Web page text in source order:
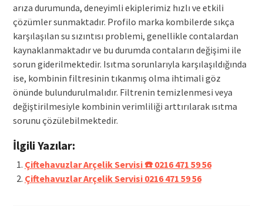
arıza durumunda, deneyimli ekiplerimiz hızlı ve etkili
çözümler sunmaktadır. Profilo marka kombilerde sıkça
karşılaşılan su sızıntısı problemi, genellikle contalardan
kaynaklanmaktadır ve bu durumda contaların değişimi ile
sorun giderilmektedir. Isıtma sorunlarıyla karşılaşıldığında
ise, kombinin filtresinin tıkanmış olma ihtimali göz
önünde bulundurulmalıdır. Filtrenin temizlenmesi veya
değiştirilmesiyle kombinin verimliliği arttırılarak ısıtma
sorunu çözülebilmektedir.
İlgili Yazılar:
Çiftehavuzlar Arçelik Servisi ☎️ 0216 471 59 56
Çiftehavuzlar Arçelik Servisi 0216 471 59 56